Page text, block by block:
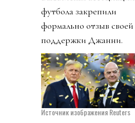
футбола закрепили
формально отзыв своей
поддержки Джанни.
Источник изображения Reuters